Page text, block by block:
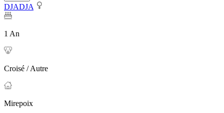
DJADJA
1 An
Croisé / Autre
Mirepoix